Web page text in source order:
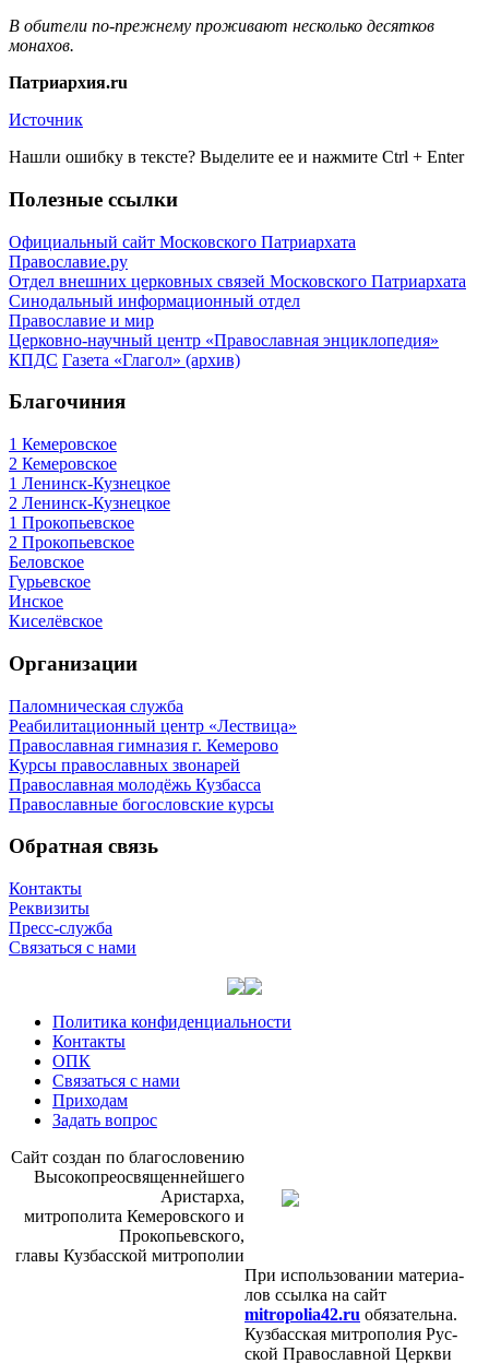
В обители по-прежнему проживают несколько десятков
монахов.
Патриархия.ru
Источник
Нашли ошибку в тексте? Выделите ее и нажмите Ctrl + Enter
Полезные ссылки
Официальный сайт Московского Патриархата
Православие.ру
Отдел внешних церковных связей Московского Патриархата
Синодальный информационный отдел
Православие и мир
Церковно-научный центр «Православная энциклопедия»
КПДС Газета «Глагол» (архив)
Благочиния
1 Кемеровское
2 Кемеровское
1 Ленинск-Кузнецкое
2 Ленинск-Кузнецкое
1 Прокопьевское
2 Прокопьевское
Беловское
Гурьевское
Инское
Киселёвское
Организации
Паломническая служба
Реабилитационный центр «Лествица»
Православная гимназия г. Кемерово
Курсы православных звонарей
Православная молодёжь Кузбасса
Православные богословские курсы
Обратная связь
Контакты
Реквизиты
Пресс-служба
Связаться с нами
Политика конфиденциальности
Контакты
ОПК
Связаться с нами
Приходам
Задать вопрос
Сайт со­здан по бла­го­сло­ве­нию
Вы­со­ко­прео­свя­щен­ней­ше­го
Ари­стар­ха,
мит­ро­по­ли­та Ке­ме­ров­ско­го и
Про­ко­пьев­ско­го,
гла­вы Куз­бас­ской мит­ро­по­лии
При ис­поль­зо­ва­нии ма­те­ри­а­
лов ссыл­ка на сайт
mitropolia42.ru обя­за­тель­на.
Куз­бас­ская мит­ро­по­лия Рус­
ской Пра­во­слав­ной Церк­ви